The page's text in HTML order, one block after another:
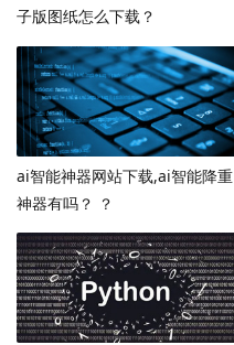
子版图纸怎么下载？
ai智能神器网站下载,ai智能降重
神器有吗？ ？